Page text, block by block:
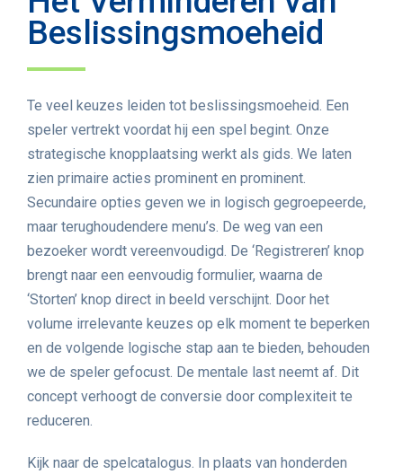
Beslissingsmoeheid
Te veel keuzes leiden tot beslissingsmoeheid. Een
speler vertrekt voordat hij een spel begint. Onze
strategische knopplaatsing werkt als gids. We laten
zien primaire acties prominent en prominent.
Secundaire opties geven we in logisch gegroepeerde,
maar terughoudendere menu’s. De weg van een
bezoeker wordt vereenvoudigd. De ‘Registreren’ knop
brengt naar een eenvoudig formulier, waarna de
‘Storten’ knop direct in beeld verschijnt. Door het
volume irrelevante keuzes op elk moment te beperken
en de volgende logische stap aan te bieden, behouden
we de speler gefocust. De mentale last neemt af. Dit
concept verhoogt de conversie door complexiteit te
reduceren.
Kijk naar de spelcatalogus. In plaats van honderden